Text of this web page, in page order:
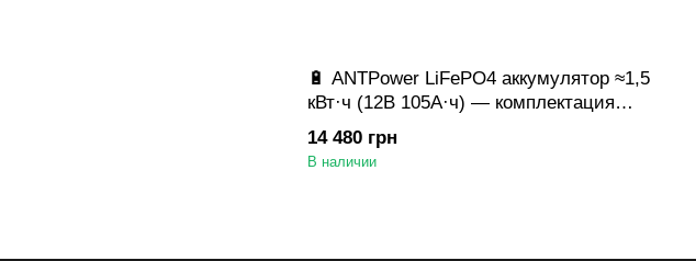
🔋 ANTPower LiFePO4 аккумулятор ≈1,5
кВт·ч (12В 105А·ч) — комплектация
База, базовый корпус — JK Smart BMS
100A (200A пик) + активный балансир 1A
14 480 грн
В наличии